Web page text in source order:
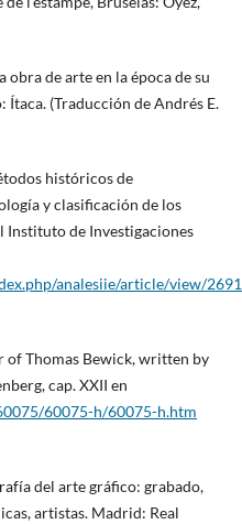
de arte en la época de su
(Traducción de Andrés E.
históricos de
y clasificación de los
Instituto de Investigaciones
analesiie/article/view/2691
of Thomas Bewick, written by
cap. XXII en
60075-h/60075-h.htm
del arte gráfico: grabado,
artistas. Madrid: Real